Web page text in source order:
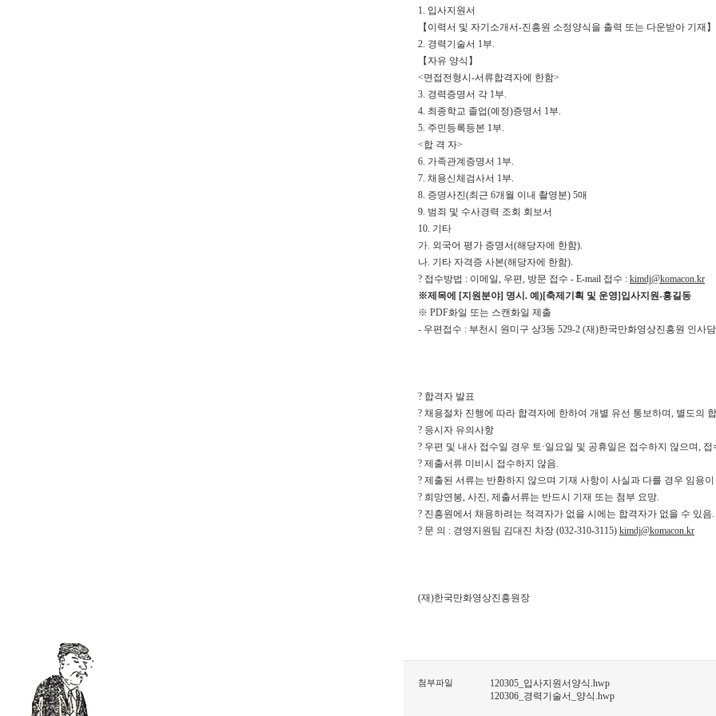
1. 입사지원서
【이력서 및 자기소개서-진흥원 소정양식을 출력 또는 다운받아 기재】
2. 경력기술서 1부.
【자유 양식】
<면접전형시-서류합격자에 한함>
3. 경력증명서 각 1부.
4. 최종학교 졸업(예정)증명서 1부.
5. 주민등록등본 1부.
<합 격 자>
6. 가족관계증명서 1부.
7. 채용신체검사서 1부.
8. 증명사진(최근 6개월 이내 촬영분) 5매
9. 범죄 및 수사경력 조회 회보서
10. 기타
가. 외국어 평가 증명서(해당자에 한함).
나. 기타 자격증 사본(해당자에 한함).
? 접수방법 : 이메일, 우편, 방문 접수 - E-mail 접수 : kimdj@komacon.kr
※제목에 [지원분야] 명시. 예)[축제기획 및 운영]입사지원-홍길동
※ PDF화일 또는 스캔화일 제출
- 우편접수 : 부천시 원미구 상3동 529-2 (재)한국만화영상진흥원 인사
? 합격자 발표
? 채용절차 진행에 따라 합격자에 한하여 개별 유선 통보하며, 별도의
? 응시자 유의사항
? 우편 및 내사 접수일 경우 토·일요일 및 공휴일은 접수하지 않으며,
? 제출서류 미비시 접수하지 않음.
? 제출된 서류는 반환하지 않으며 기재 사항이 사실과 다를 경우 임용
? 희망연봉, 사진, 제출서류는 반드시 기재 또는 첨부 요망.
? 진흥원에서 채용하려는 적격자가 없을 시에는 합격자가 없을 수 있음.
? 문 의 : 경영지원팀 김대진 차장 (032-310-3115) kimdj@komacon.kr
(재)한국만화영상진흥원장
첨부파일
120305_입사지원서양식.hwp
120306_경력기술서_양식.hwp